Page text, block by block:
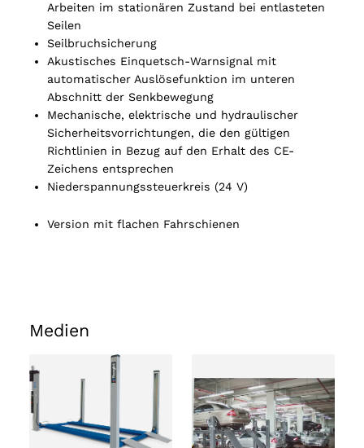
Arbeiten im stationären Zustand bei entlasteten
Seilen
Seilbruchsicherung
Akustisches Einquetsch-Warnsignal mit
automatischer Auslösefunktion im unteren
Abschnitt der Senkbewegung
Mechanische, elektrische und hydraulischer
Sicherheitsvorrichtungen, die den gültigen
Richtlinien in Bezug auf den Erhalt des CE-
Zeichens entsprechen
Niederspannungssteuerkreis (24 V)
Version mit flachen Fahrschienen
Medien